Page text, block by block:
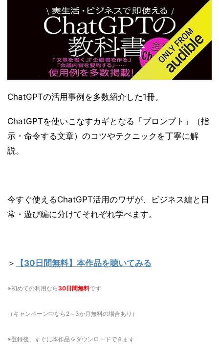
ChatGPTの活用事例を多数紹介した1冊。
ChatGPTを使いこなすカギとなる「プロンプト」（指
示・命令する文章）のコツやテクニックを丁寧に解
説。
今すぐ使えるChatGPT活用のワザが、ビジネス編と日
常・遊び編に分けてそれぞれ学べます。
＞ 【30日間無料】本作品を聴いてみる
※初めての利用なら30日間無料です
（キャンペーン中なら2～3か月無料の場合あり）
※登録後、すぐに本作品をダウンロードできます